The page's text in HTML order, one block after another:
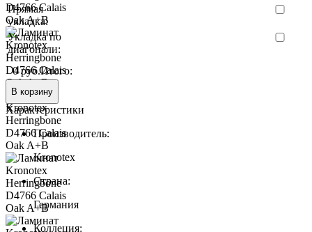
Прямая
укладка:
Укладка по
диагонали:
Итого:
0 руб.
В корзину
Характеристики
Производитель:
Kronotex
Страна:
Германия
Коллеция: